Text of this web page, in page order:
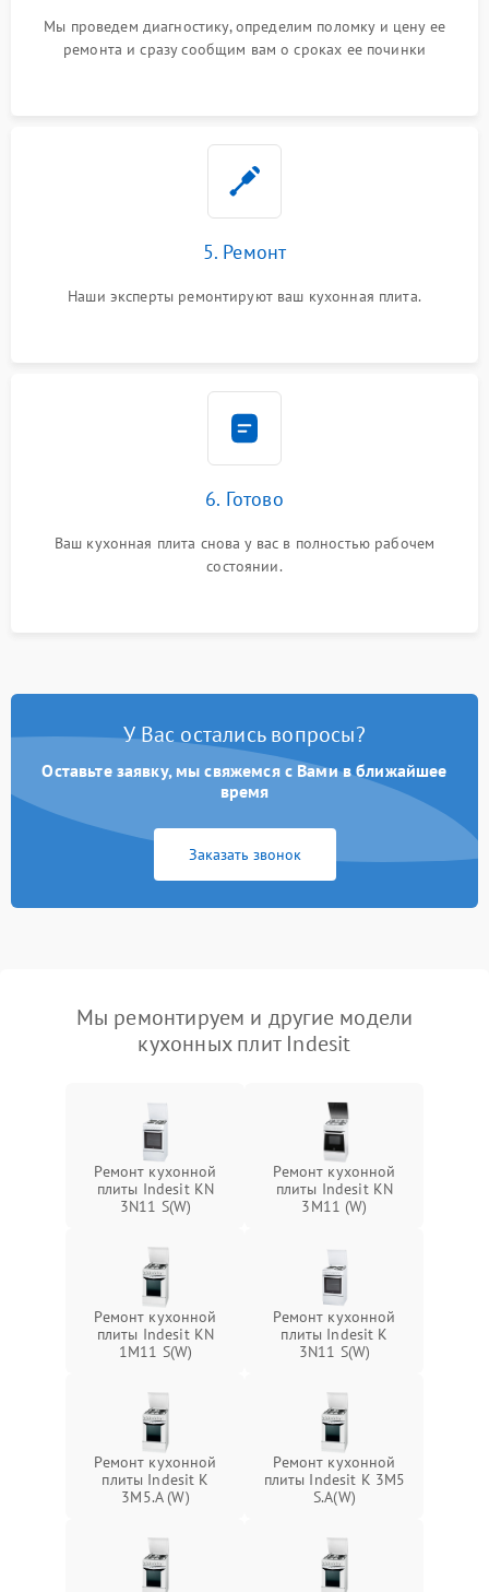
Мы проведем диагностику, определим поломку и цену ее
ремонта и сразу сообщим вам о сроках ее починки
5. Ремонт
Наши эксперты ремонтируют ваш кухонная плита.
6. Готово
Ваш кухонная плита снова у вас в полностью рабочем
состоянии.
У Вас остались вопросы?
Оставьте заявку, мы свяжемся с Вами в ближайшее
время
Заказать звонок
Мы ремонтируем и другие модели
кухонных плит Indesit
Ремонт кухонной
плиты Indesit KN
3N11 S(W)
Ремонт кухонной
плиты Indesit KN
3M11 (W)
Ремонт кухонной
плиты Indesit KN
1M11 S(W)
Ремонт кухонной
плиты Indesit K
3N11 S(W)
Ремонт кухонной
плиты Indesit K
3M5.A (W)
Ремонт кухонной
плиты Indesit K 3M5
S.A(W)